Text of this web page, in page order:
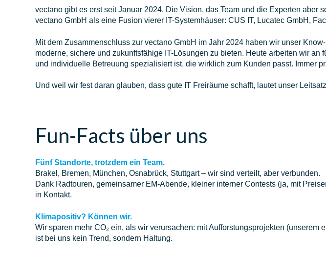
vectano gibt es erst seit Januar 2024. Die Vision, das Team und die Experten
vectano GmbH als eine Fusion vierer IT-Systemhäuser: CUS IT, Lucatec GmbH,
Mit dem Zusammenschluss zur vectano GmbH im Jahr 2024 haben wir unser
moderne, sichere und zukunftsfähige IT-Lösungen zu bieten. Heute arbeiten wir
und individuelle Betreuung spezialisiert ist, die wirklich zum Kunden passt. Immer
Und weil wir fest daran glauben, dass gute IT Freiräume schafft, lautet unser
Fun-Facts über uns
Fünf Standorte, trotzdem ein Team.
Brakel, Bremen, München, Osnabrück, Stuttgart – wir sind verteilt, aber verbunden.
Dank Radtouren, gemeinsamer EM-Abende, kleiner interner Contests (ja, mit
in Kontakt.
Klimapositiv? Können wir.
Wir sparen mehr CO₂ ein, als wir verursachen: mit Aufforstungsprojekten (unserem
ist bei uns kein Trend, sondern Haltung.